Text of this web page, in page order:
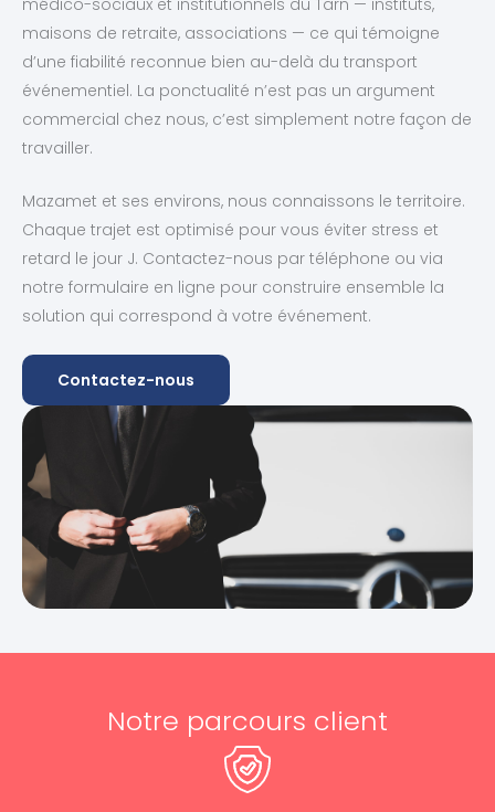
maisons de retraite, associations — ce qui témoigne
d’une fiabilité reconnue bien au-delà du transport
événementiel. La ponctualité n’est pas un argument
commercial chez nous, c’est simplement notre façon de
travailler.
Mazamet et ses environs, nous connaissons le territoire.
Chaque trajet est optimisé pour vous éviter stress et
retard le jour J. Contactez-nous par téléphone ou via
notre formulaire en ligne pour construire ensemble la
solution qui correspond à votre événement.
Contactez-nous
Notre parcours client